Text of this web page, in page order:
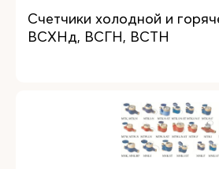
Счетчики холодной и
ВСХНд, ВСГН, ВСТН